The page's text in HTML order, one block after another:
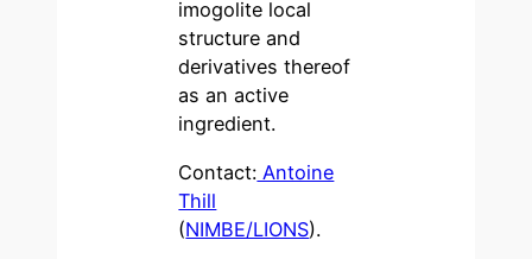
imogolite local
structure and
derivatives thereof
as an active
ingredient.
Contact: Antoine
Thill
(NIMBE/LIONS).